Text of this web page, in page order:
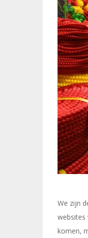
We zijn
websites
komen,